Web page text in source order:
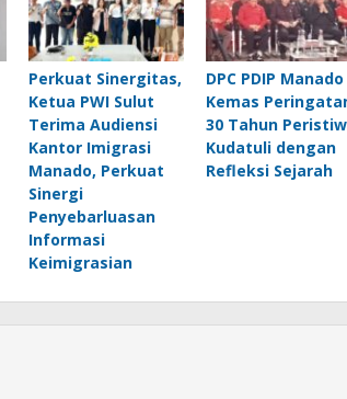
Perkuat Sinergitas,
Ketua PWI Sulut
Terima Audiensi
Kantor Imigrasi
Manado, Perkuat
Sinergi
Penyebarluasan
Informasi
Keimigrasian
DPC PDIP Manado
Kemas
30 Tahun
Kudatuli dengan
Refleksi Sejarah